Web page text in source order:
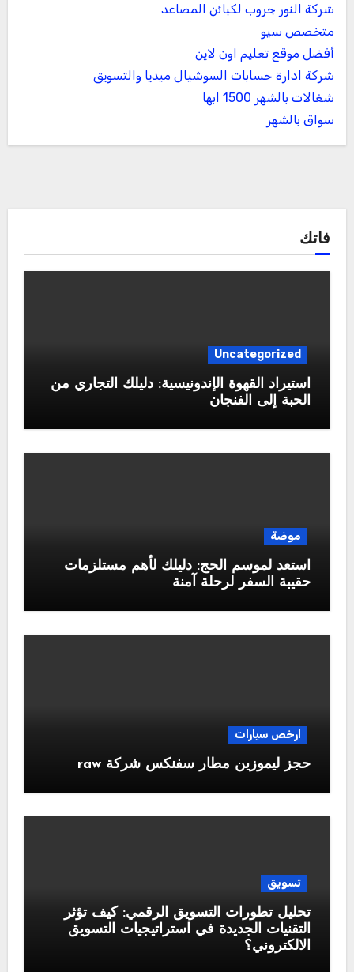
شركة النور جروب لكبائن المصاعد
متخصص سيو
أفضل موقع تعليم اون لاين
شركة ادارة حسابات السوشيال ميديا والتسويق
شغالات بالشهر 1500 ابها
سواق بالشهر
فاتك
Uncategorized
استيراد القهوة الإندونيسية: دليلك التجاري من
الحبة إلى الفنجان
موضة
استعد لموسم الحج: دليلك لأهم مستلزمات
حقيبة السفر لرحلة آمنة
ارخص سيارات
حجز ليموزين مطار سفنكس شركة raw
تسويق
تحليل تطورات التسويق الرقمي: كيف تؤثر
التقنيات الجديدة في استراتيجيات التسويق
الالكتروني؟